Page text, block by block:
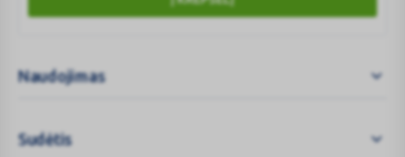
Naudojimas
Sudėtis